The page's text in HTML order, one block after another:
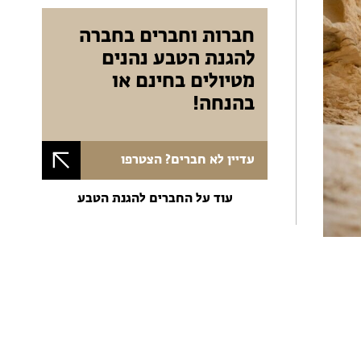
חברות וחברים בחברה
להגנת הטבע נהנים
מטיולים בחינם או
בהנחה!
עדיין לא חברים? הצטרפו
עוד על החברים להגנת הטבע